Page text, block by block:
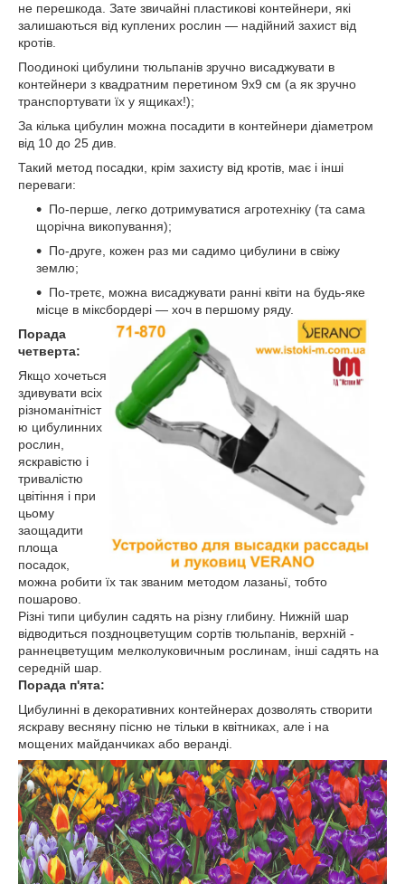
не перешкода. Зате звичайні пластикові контейнери, які
залишаються від куплених рослин — надійний захист від
кротів.
Поодинокі цибулини тюльпанів зручно висаджувати в
контейнери з квадратним перетином 9х9 см (а як зручно
транспортувати їх у ящиках!);
За кілька цибулин можна посадити в контейнери діаметром
від 10 до 25 див.
Такий метод посадки, крім захисту від кротів, має і інші
переваги:
По-перше, легко дотримуватися агротехніку (та сама
щорічна викопування);
По-друге, кожен раз ми садимо цибулини в свіжу
землю;
По-третє, можна висаджувати ранні квіти на будь-яке
місце в міксбордері — хоч в першому ряду.
Порада
четверта:
Якщо хочеться
здивувати всіх
різноманітніст
ю цибулинних
рослин,
яскравістю і
тривалістю
цвітіння і при
цьому
заощадити
площа
посадок,
можна робити їх так званим методом лазаньї, тобто
пошарово.
Різні типи цибулин садять на різну глибину. Нижній шар
відводиться поздноцветущим сортів тюльпанів, верхній -
раннецветущим мелколуковичным рослинам, інші садять на
середній шар.
Порада п'ята:
Цибулинні в декоративних контейнерах дозволять створити
яскраву весняну пісню не тільки в квітниках, але і на
мощених майданчиках або веранді.